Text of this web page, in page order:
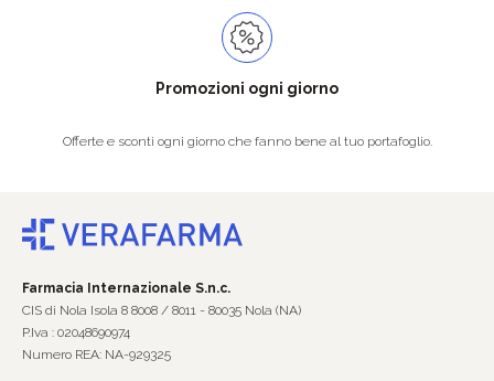
Promozioni ogni giorno
Offerte e sconti ogni giorno che fanno bene al tuo portafoglio.
Farmacia Internazionale S.n.c.
CIS di Nola Isola 8 8008 / 8011 - 80035 Nola (NA)
P.Iva : 02048690974
Numero REA: NA-929325